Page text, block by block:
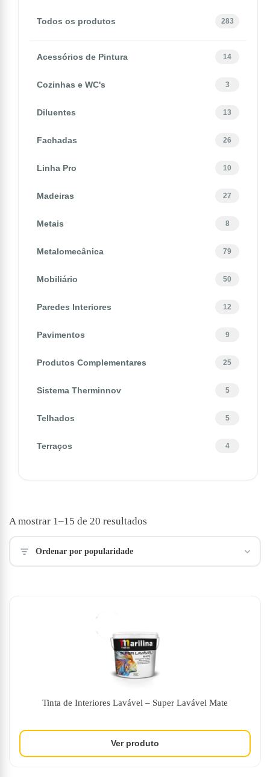
Todos os produtos 283
Acessórios de Pintura 14
Cozinhas e WC's 3
Diluentes 13
Fachadas 26
Linha Pro 10
Madeiras 27
Metais 8
Metalomecânica 79
Mobiliário 50
Paredes Interiores 12
Pavimentos 9
Produtos Complementares 25
Sistema Therminnov 5
Telhados 5
Terraços 4
A mostrar 1–15 de 20 resultados
Ordenar por popularidade
Tinta de Interiores Lavável – Super Lavável Mate